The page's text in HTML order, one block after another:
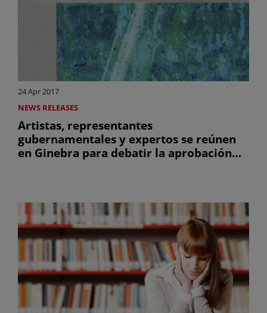
24 Apr 2017
NEWS RELEASES
Artistas, representantes
gubernamentales y expertos se reúnen
en Ginebra para debatir la aprobación